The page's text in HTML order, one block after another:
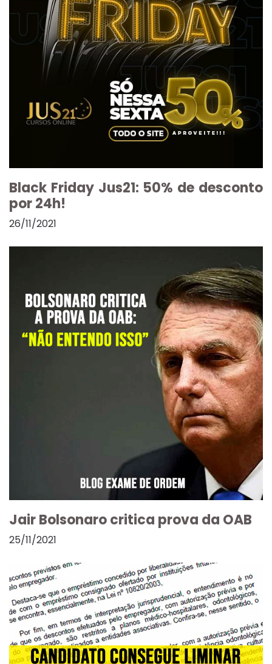
Black Friday Jus21: 50% de desconto
por 24h!
26/11/2021
Jair Bolsonaro critica prova da OAB
25/11/2021